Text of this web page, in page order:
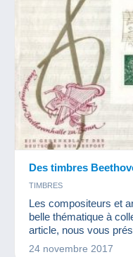
Des timbres
TIMBRES
Les compositeurs et
belle thématique à
article, nous vous
24 novembre 2017